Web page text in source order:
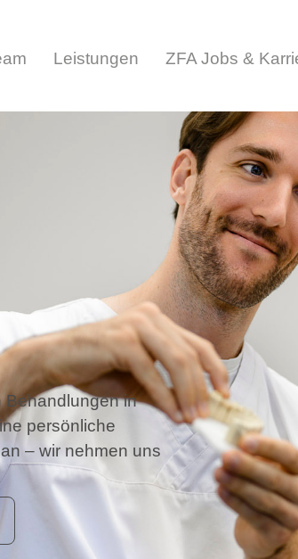
Leistungen ZFA Jobs &
Behandlungen in
persönliche
– wir nehmen uns